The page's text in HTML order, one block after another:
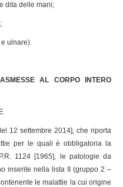
dita delle mani;
ulnare)
AL CORPO INTERO
12 settembre 2014], che riporta
per le quali è obbligatoria la
1124 [1965], le patologie da
inserite nella lista II (gruppo 2 –
le malattie la cui origine